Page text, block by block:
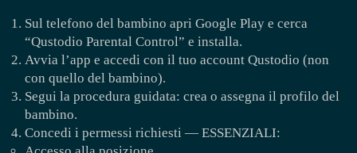
Sul telefono del bambino apri Google Play e cerca
“Qustodio Parental Control” e installa.
Avvia l’app e accedi con il tuo account Qustodio (non
con quello del bambino).
Segui la procedura guidata: crea o assegna il profilo del
bambino.
Concedi i permessi richiesti — ESSENZIALI: